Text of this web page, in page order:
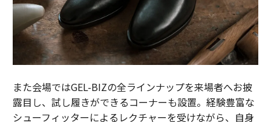
また会場ではGEL-BIZの全ラインナップを来場者へお披
露目し、試し履きができるコーナーも設置。経験豊富な
シューフィッターによるレクチャーを受けながら、自身